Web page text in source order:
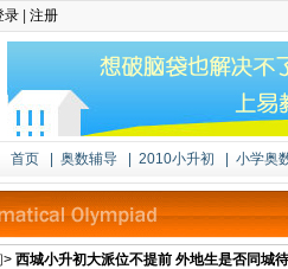
录 注册
首页 奥数辅导 2010小升初 小学奥
> 西城小升初大派位不提前 外地生是否同城